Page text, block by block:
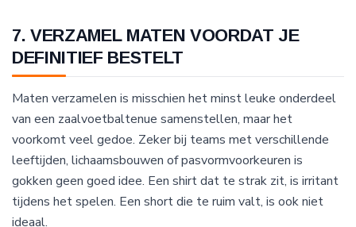
7. VERZAMEL MATEN VOORDAT JE
DEFINITIEF BESTELT
Maten verzamelen is misschien het minst leuke onderdeel
van een zaalvoetbaltenue samenstellen, maar het
voorkomt veel gedoe. Zeker bij teams met verschillende
leeftijden, lichaamsbouwen of pasvormvoorkeuren is
gokken geen goed idee. Een shirt dat te strak zit, is irritant
tijdens het spelen. Een short die te ruim valt, is ook niet
ideaal.